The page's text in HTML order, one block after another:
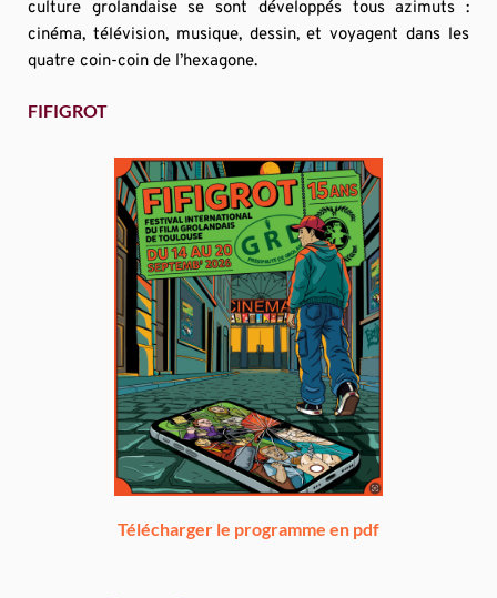
culture grolandaise se sont développés tous azimuts :
cinéma, télévision, musique, dessin, et voyagent dans les
quatre coin-coin de l’hexagone.
FIFIGROT
Télécharger le programme en pdf